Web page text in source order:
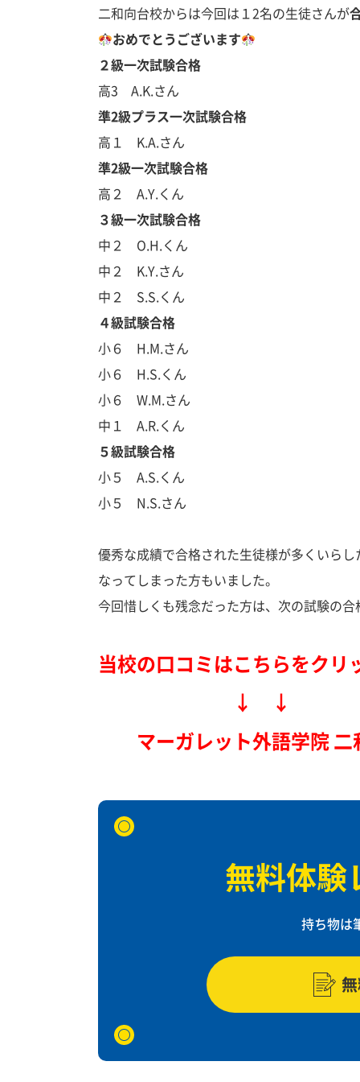
二和向台校からは今回は１2名の生徒さんが
おめでとうございます
２級一次試験合格
高3 A.K.さん
準2級プラス一次試験合格
高１ K.A.さん
準2級一次試験合格
高２ A.Y.くん
３級一次試験合格
中２ O.H.くん
中２ K.Y.さん
中２ S.S.くん
４級試験合格
小６ H.M.さん
小６ H.S.くん
小６ W.M.さん
中１ A.R.くん
５級試験合格
小５ A.S.くん
小５ N.S.さん
優秀な成績で合格された生徒様が多くいら
なってしまった方もいました。
今回惜しくも残念だった方は、次の試験の
当校の口コミはこちらをクリ
↓ ↓
マーガレット外語学院 二
無料体験
持ち物は